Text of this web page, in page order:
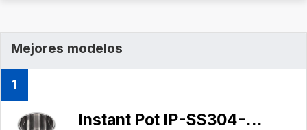
Mejores modelos
1
Instant Pot ‎IP-SS304-60